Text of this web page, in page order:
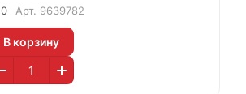
0 Арт. 9639782
В корзину